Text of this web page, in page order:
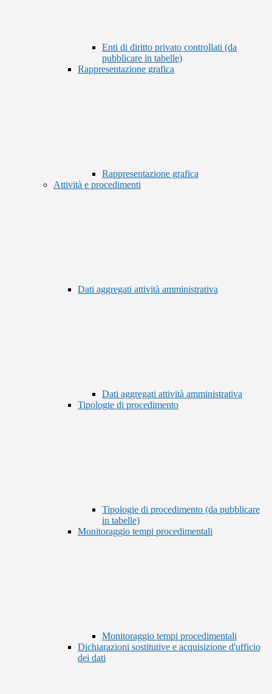
Enti di diritto privato controllati (da
pubblicare in tabelle)
Rappresentazione grafica
Rappresentazione grafica
Attività e procedimenti
Dati aggregati attività amministrativa
Dati aggregati attività amministrativa
Tipologie di procedimento
Tipologie di procedimento (da pubblicare
in tabelle)
Monitoraggio tempi procedimentali
Monitoraggio tempi procedimentali
Dichiarazioni sostitutive e acquisizione d'ufficio
dei dati